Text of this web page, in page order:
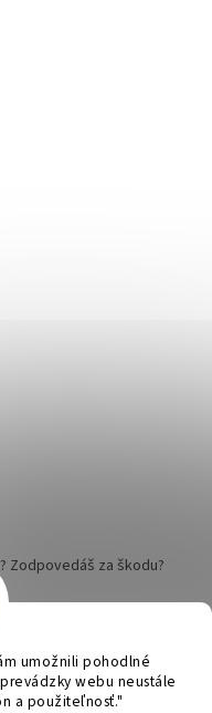
umožnili pohodlné
webu neustále
a použiteľnosť."
Zodpovedáš za škodu?